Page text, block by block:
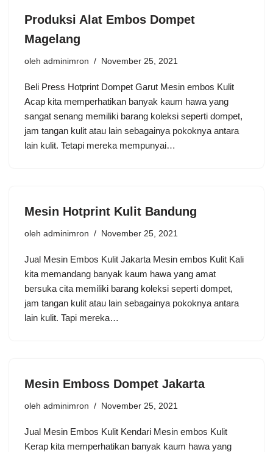
Produksi Alat Embos Dompet
Magelang
oleh adminimron November 25, 2021
Beli Press Hotprint Dompet Garut Mesin embos Kulit
Acap kita memperhatikan banyak kaum hawa yang
sangat senang memiliki barang koleksi seperti dompet,
jam tangan kulit atau lain sebagainya pokoknya antara
lain kulit. Tetapi mereka mempunyai…
Mesin Hotprint Kulit Bandung
oleh adminimron November 25, 2021
Jual Mesin Embos Kulit Jakarta Mesin embos Kulit Kali
kita memandang banyak kaum hawa yang amat
bersuka cita memiliki barang koleksi seperti dompet,
jam tangan kulit atau lain sebagainya pokoknya antara
lain kulit. Tapi mereka…
Mesin Emboss Dompet Jakarta
oleh adminimron November 25, 2021
Jual Mesin Embos Kulit Kendari Mesin embos Kulit
Kerap kita memperhatikan banyak kaum hawa yang